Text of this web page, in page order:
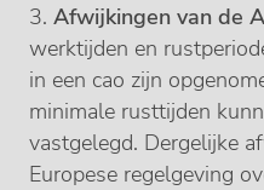
3. Afwijkingen van de
werktijden en
in een cao zijn
minimale rusttijden
vastgelegd. Dergelijke
Europese regelgeving